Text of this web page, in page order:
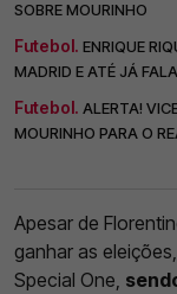
SOBRE MOURINHO
Futebol. ENRIQUE
MADRID E ATÉ JÁ
Futebol. ALERTA!
MOURINHO PARA O
Apesar de
ganhar as
Special One,